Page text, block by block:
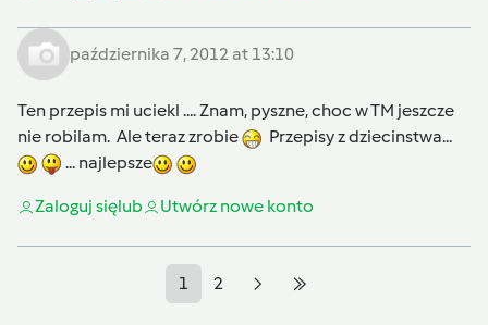
października 7, 2012 at 13:10
Ten przepis mi uciekl .... Znam, pyszne, choc w TM jeszcze
nie robilam. Ale teraz zrobie
Przepisy z dziecinstwa...
... najlepsze
Zaloguj sięlub Utwórz nowe konto
1 2